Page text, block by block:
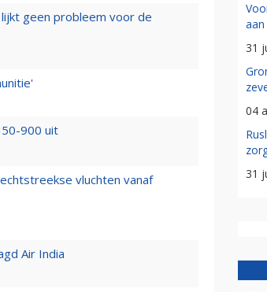
geen probleem voor de
900 uit
vluchten vanaf
Air India
31
04
31